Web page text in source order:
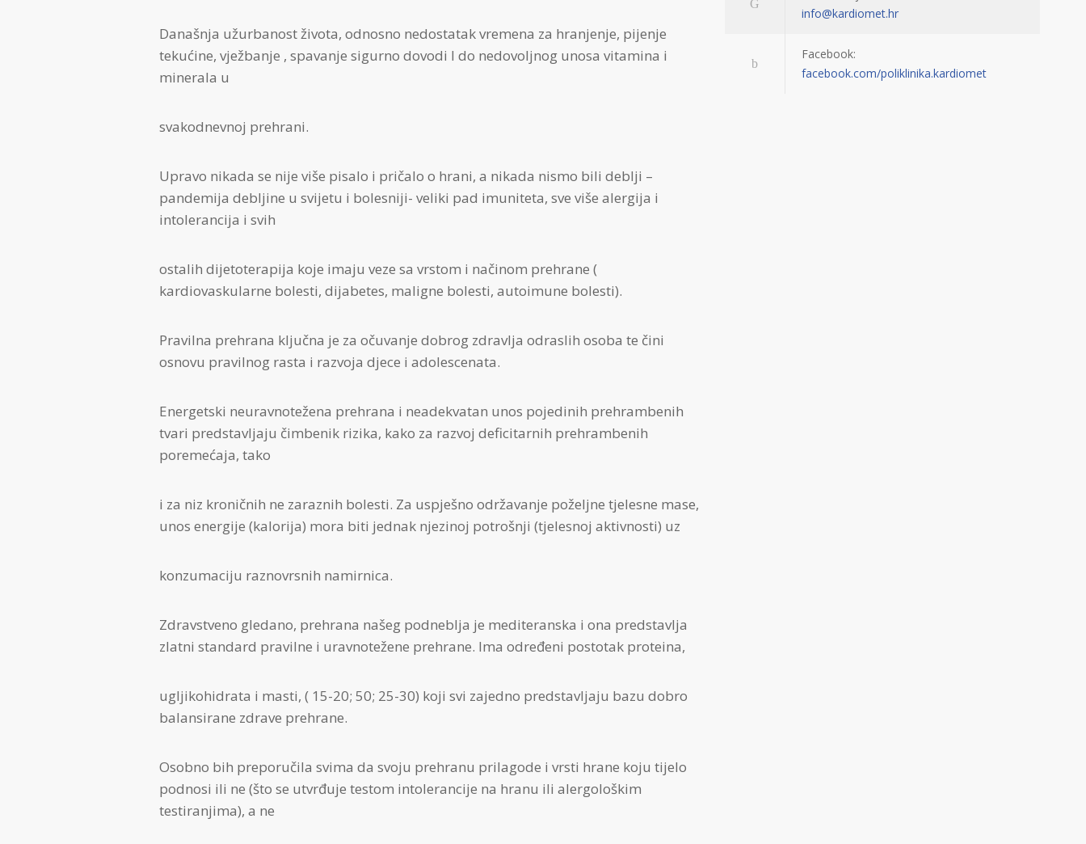
Današnja užurbanost života, odnosno nedostatak vremena za hranjenje, pijenje
tekućine, vježbanje , spavanje sigurno dovodi I do nedovoljnog unosa vitamina i
minerala u
svakodnevnoj prehrani.
Upravo nikada se nije više pisalo i pričalo o hrani, a nikada nismo bili deblji –
pandemija debljine u svijetu i bolesniji- veliki pad imuniteta, sve više alergija i
intolerancija i svih
ostalih dijetoterapija koje imaju veze sa vrstom i načinom prehrane (
kardiovaskularne bolesti, dijabetes, maligne bolesti, autoimune bolesti).
Pravilna prehrana ključna je za očuvanje dobrog zdravlja odraslih osoba te čini
osnovu pravilnog rasta i razvoja djece i adolescenata.
Energetski neuravnotežena prehrana i neadekvatan unos pojedinih prehrambenih
tvari predstavljaju čimbenik rizika, kako za razvoj deficitarnih prehrambenih
poremećaja, tako
i za niz kroničnih ne zaraznih bolesti. Za uspješno održavanje poželjne tjelesne mase,
unos energije (kalorija) mora biti jednak njezinoj potrošnji (tjelesnoj aktivnosti) uz
konzumaciju raznovrsnih namirnica.
Zdravstveno gledano, prehrana našeg podneblja je mediteranska i ona predstavlja
zlatni standard pravilne i uravnotežene prehrane. Ima određeni postotak proteina,
ugljikohidrata i masti, ( 15-20; 50; 25-30) koji svi zajedno predstavljaju bazu dobro
balansirane zdrave prehrane.
Osobno bih preporučila svima da svoju prehranu prilagode i vrsti hrane koju tijelo
podnosi ili ne (što se utvrđuje testom intolerancije na hranu ili alergološkim
testiranjima), a ne
info@kardiomet.hr
Facebook:
facebook.com/poliklinika.kardiomet